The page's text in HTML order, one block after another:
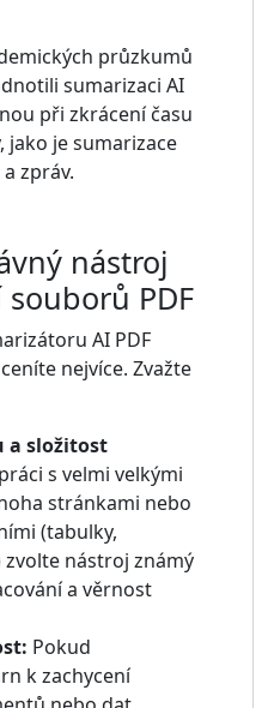
průzkumů
sumarizaci AI
při zkrácení času
jako je sumarizace
zpráv.
nástroj
PDF
AI PDF
nejvíce. Zvažte
a složitost
s velmi velkými
stránkami nebo
(tabulky,
zvolte nástroj známý
a věrnost
Pokud
k zachycení